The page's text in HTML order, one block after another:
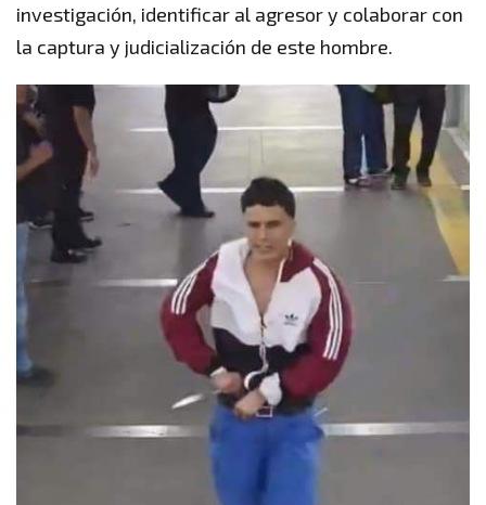
investigación, identificar al agresor y colaborar con
la captura y judicialización de este hombre.